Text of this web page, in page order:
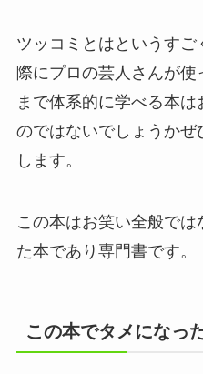
ツッコミとはというす
際にプロの芸人さんが使
まで体系的に学べる本
のではないでしょうか
します。
この本はお笑い全般で
た本であり専門書です。
この本でタメになっ